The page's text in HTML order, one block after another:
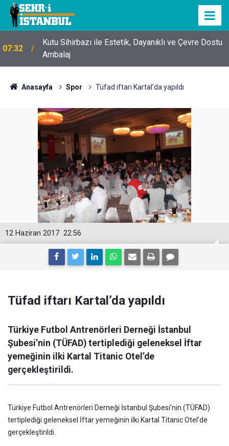
07:32
Kutu Sihirbazı ile Estetik, Dayanıklı ve Çevre Dostu
Ambalaj
Anasayfa Spor Tüfad iftarı Kartal’da yapıldı
22:56
12 Haziran 2017
Tüfad iftarı Kartal’da yapıldı
Türkiye Futbol Antrenörleri Derneği İstanbul
Şubesi’nin (TÜFAD) tertiplediği geleneksel İftar
yemeğinin ilki Kartal Titanic Otel’de
gerçekleştirildi.
Türkiye Futbol Antrenörleri Derneği İstanbul Şubesi’nin (TÜFAD)
tertiplediği geleneksel İftar yemeğinin ilki Kartal Titanic Otel’de
gerçekleştirildi.